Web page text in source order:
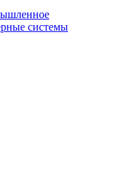
системы